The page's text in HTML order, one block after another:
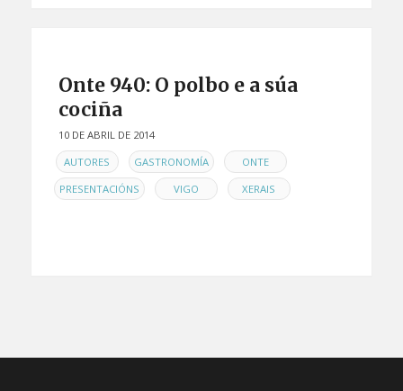
Onte 940: O polbo e a súa
cociña
10 DE ABRIL DE 2014
EN AUTORES , GASTRONOMÍA , ONTE ,
PRESENTACIÓNS , VIGO , XERAIS